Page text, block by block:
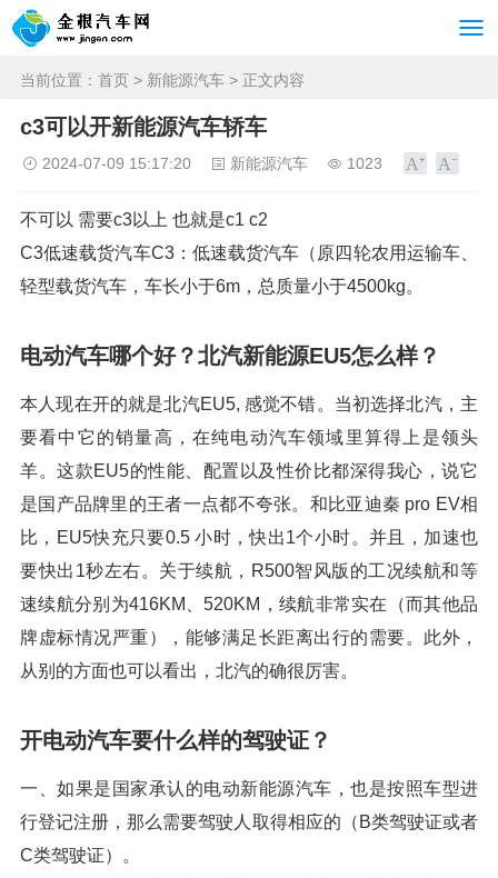
当前位置： 首页 > 新能源汽车 > 正文内容
c3可以开新能源汽车轿车
2024-07-09 15:17:20 新能源汽车 1023
不可以 需要c3以上 也就是c1 c2
C3低速载货汽车C3：低速载货汽车（原四轮农用运输车、
轻型载货汽车，车长小于6m，总质量小于4500kg。
电动汽车哪个好？北汽新能源EU5怎么样？
本人现在开的就是北汽EU5, 感觉不错。当初选择北汽，主
要看中它的销量高，在纯电动汽车领域里算得上是领头
羊。这款EU5的性能、配置以及性价比都深得我心，说它
是国产品牌里的王者一点都不夸张。和比亚迪秦 pro EV相
比，EU5快充只要0.5 小时，快出1个小时。并且，加速也
要快出1秒左右。关于续航，R500智风版的工况续航和等
速续航分别为416KM、520KM，续航非常实在（而其他品
牌虚标情况严重），能够满足长距离出行的需要。此外，
从别的方面也可以看出，北汽的确很厉害。
开电动汽车要什么样的驾驶证？
一、如果是国家承认的电动新能源汽车，也是按照车型进
行登记注册，那么需要驾驶人取得相应的（B类驾驶证或者
C类驾驶证）。